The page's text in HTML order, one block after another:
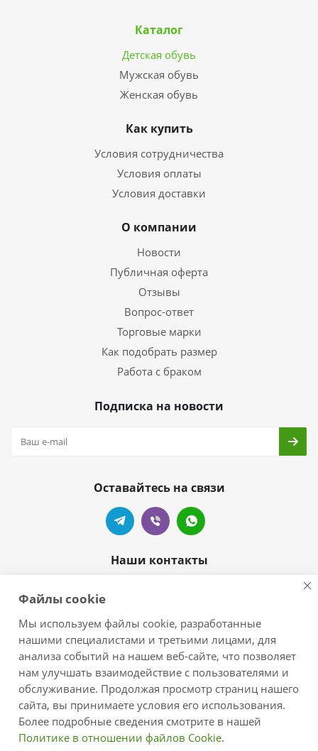
Каталог
Детская обувь
Мужская обувь
Женская обувь
Как купить
Условия сотрудничества
Условия оплаты
Условия доставки
О компании
Новости
Публичная оферта
Отзывы
Вопрос-ответ
Торговые марки
Как подобрать размер
Работа с браком
Подписка на новости
Оставайтесь на связи
Наши контакты
zelove-shop@mail.ru
г.Краснодар, п.Новознаменский,
ул.Центральная/Черноморская
2026 © zelove.ru - интернет-магазин
Файлы cookie
Мы используем файлы cookie, разработанные
нашими специалистами и третьими лицами, для
анализа событий на нашем веб-сайте, что позволяет
нам улучшать взаимодействие с пользователями и
обслуживание. Продолжая просмотр страниц нашего
сайта, вы принимаете условия его использования.
Более подробные сведения смотрите в нашей
Политике в отношении файлов Cookie.